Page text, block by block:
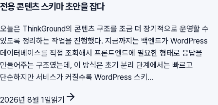
전용 콘텐츠 스키마 초안을 잡다
오늘은 ThinkGround의 콘텐츠 구조를 조금 더 장기적으로 운영할 수
있도록 정리하는 작업을 진행했다. 지금까지는 백엔드가 WordPress
데이터베이스를 직접 조회해서 프론트엔드에 필요한 형태로 응답을
만들어주는 구조였는데, 이 방식은 초기 분리 단계에서는 빠르고
단순하지만 서비스가 커질수록 WordPress 스키...
2026년 8월 1일읽기